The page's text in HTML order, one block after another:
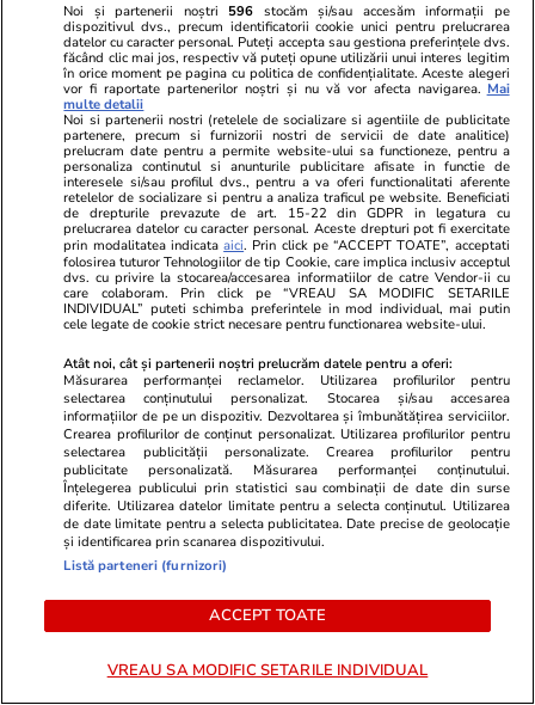
Ce este batch cooking și cum îți
poate simplifica mesele
săptămânale
Lifestyle 20 iul.
Ce este agar-agar și cum se
utilizează
Știri România 23 iul.
Ministrul Irineu Darău, amendat
cu aproape 105.000 de lei de
AMEPIP: „Mi se impută inclusiv
Noi și partenerii noștri 596 stocăm și/sau accesăm informații pe
dispozitivul dvs., precum identificatorii cookie unici pentru prelucrarea
datelor cu caracter personal. Puteți accepta sau gestiona preferințele dvs.
făcând clic mai jos, respectiv vă puteți opune utilizării unui interes legitim
în orice moment pe pagina cu politica de confidențialitate. Aceste alegeri
vor fi raportate partenerilor noștri și nu vă vor afecta navigarea. Mai
multe detalii
Noi si partenerii nostri (retelele de socializare si agentiile de publicitate
partenere, precum si furnizorii nostri de servicii de date analitice)
prelucram date pentru a permite website-ului sa functioneze, pentru a
personaliza continutul si anunturile publicitare afisate in functie de
interesele si/sau profilul dvs., pentru a va oferi functionalitati aferente
retelelor de socializare si pentru a analiza traficul pe website. Beneficiati
de drepturile prevazute de art. 15-22 din GDPR in legatura cu
prelucrarea datelor cu caracter personal. Aceste drepturi pot fi exercitate
prin modalitatea indicataaici. Prin click pe “ACCEPT TOATE”, acceptati
folosirea tuturor Tehnologiilor de tip Cookie, care implica inclusiv acceptul
dvs. cu privire la stocarea/accesarea informatiilor de catre Vendor-ii cu
care colaboram. Prin click pe “VREAU SA MODIFIC SETARILE
INDIVIDUAL” puteti schimba preferintele in mod individual, mai putin
cele legate de cookie strict necesare pentru functionarea website-ului.
Atât noi, cât și partenerii noștri prelucrăm datele pentru a oferi:
Măsurarea performanței reclamelor. Utilizarea profilurilor pentru
selectarea conținutului personalizat. Stocarea și/sau accesarea
informațiilor de pe un dispozitiv. Dezvoltarea și îmbunătățirea serviciilor.
Crearea profilurilor de conținut personalizat. Utilizarea profilurilor pentru
selectarea publicității personalizate. Crearea profilurilor pentru
publicitate personalizată. Măsurarea performanței conținutului.
Înțelegerea publicului prin statistici sau combinații de date din surse
diferite. Utilizarea datelor limitate pentru a selecta conținutul. Utilizarea
de date limitate pentru a selecta publicitatea. Date precise de geolocație
și identificarea prin scanarea dispozitivului.
Listă parteneri (furnizori)
ACCEPT TOATE
VREAU SA MODIFIC SETARILE INDIVIDUAL